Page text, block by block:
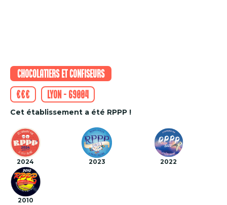
Chocolatiers et confiseurs
€€€
Lyon - 69004
Cet établissement a été RPPP !
2024 2023 2022
2010